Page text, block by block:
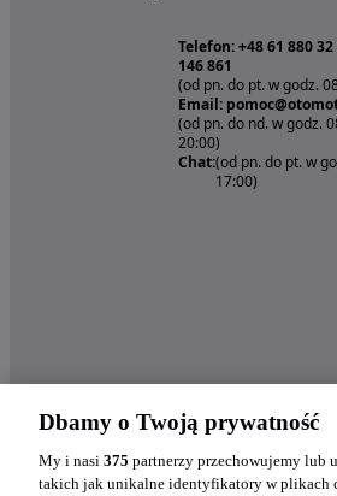
Telefon: +48 61 880 32
146 861
(od pn. do pt. w godz.
Email:
(od pn. do nd. w godz.
20:00)
Chat:(od pn. do pt. w
17:00)
Dbamy o Twoją prywatność
My i nasi 375 partnerzy przechowujemy lub
takich jak unikalne identyfikatory w plikach